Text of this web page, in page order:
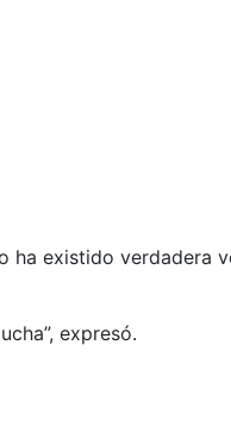
ha existido
expresó.